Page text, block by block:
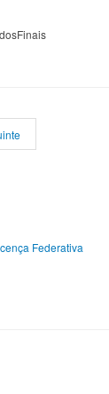
Federativa